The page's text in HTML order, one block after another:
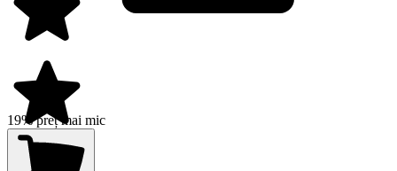
19% preț mai mic